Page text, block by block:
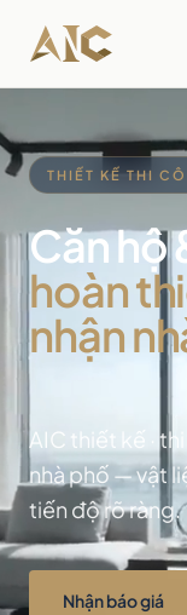
Bỏ qua tới nội dung
THIẾT KẾ THI
Căn hộ
hoàn
nhận
AIC thiết kế ·
nhà phố — vật
tiến độ rõ ràng.
Nhận báo giá